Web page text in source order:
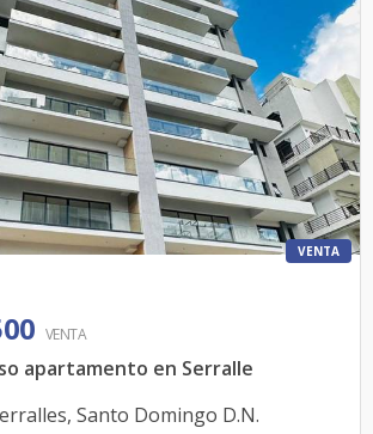
VENTA
VENTA
apartamento en Serralle
, Santo Domingo D.N.